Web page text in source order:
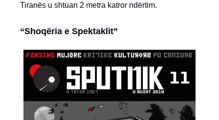
Tiranës u shtuan 2 metra katror ndërtim.
“Shoqëria e Spektaklit”